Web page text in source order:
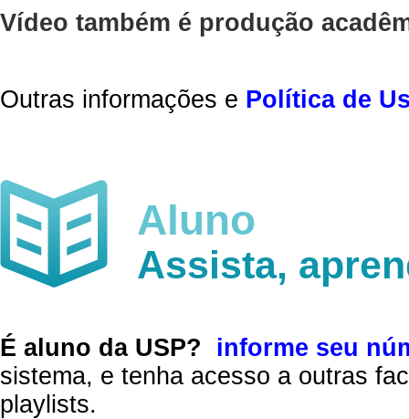
Vídeo também é produção
Outras informações e Política de
Aluno
Assista,
É aluno da USP?
informe seu
sistema, e tenha acesso a outras
playlists.